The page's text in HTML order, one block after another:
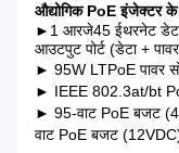
औद्योगिक PoE इंजेक्टर के
► 1 आरजे45 ईथरनेट
आउटपुट पोर्ट (डेटा +
► 95W LTPoE पावर
► IEEE 802.3at/bt
► 95-वाट PoE बजट
वाट PoE बजट